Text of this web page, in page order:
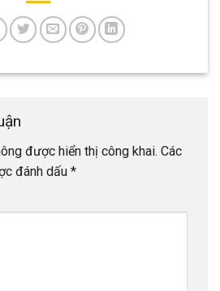
được hiển thị công khai. Các
đánh dấu *